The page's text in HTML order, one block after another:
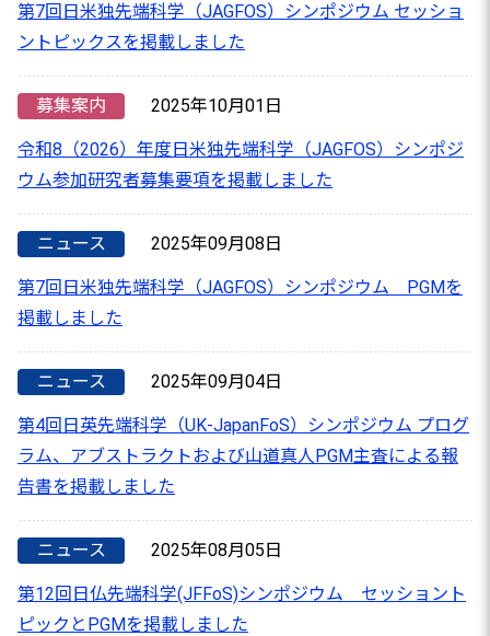
第7回日米独先端科学（JAGFOS）シンポジウム セッショ
ントピックスを掲載しました
募集案内 2025年10月01日
令和8（2026）年度日米独先端科学（JAGFOS）シンポジ
ウム参加研究者募集要項を掲載しました
ニュース 2025年09月08日
第7回日米独先端科学（JAGFOS）シンポジウム PGMを
掲載しました
ニュース 2025年09月04日
第4回日英先端科学（UK-JapanFoS）シンポジウム プログ
ラム、アブストラクトおよび山道真人PGM主査による報
告書を掲載しました
ニュース 2025年08月05日
第12回日仏先端科学(JFFoS)シンポジウム セッショント
ピックとPGMを掲載しました